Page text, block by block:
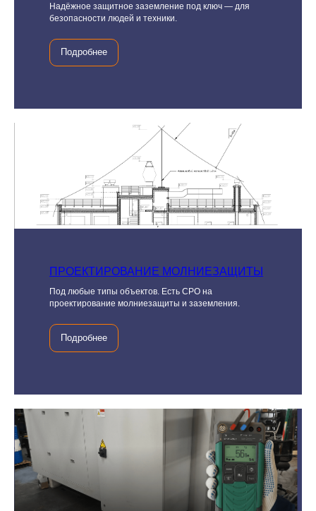
Надёжное защитное заземление под ключ — для
безопасности людей и техники.
Подробнее
ПРОЕКТИРОВАНИЕ МОЛНИЕЗАЩИТЫ
Под любые типы объектов. Есть СРО на
проектирование молниезащиты и заземления.
Подробнее